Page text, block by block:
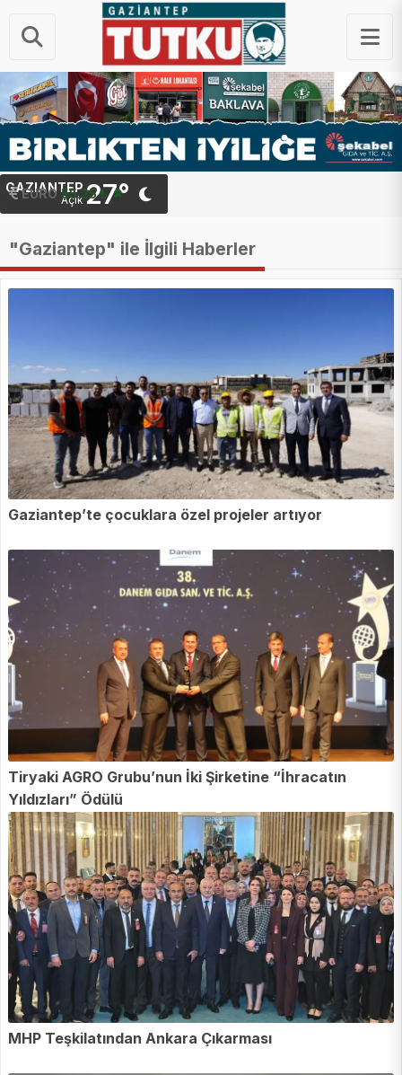
EURO 55.25 ₺
STERLIN 64.48 ₺
GAZIANTEP
Açık27°
"Gaziantep" ile İlgili Haberler
Gaziantep’te çocuklara özel projeler artıyor
Tiryaki AGRO Grubu’nun İki Şirketine “İhracatın
Yıldızları” Ödülü
MHP Teşkilatından Ankara Çıkarması